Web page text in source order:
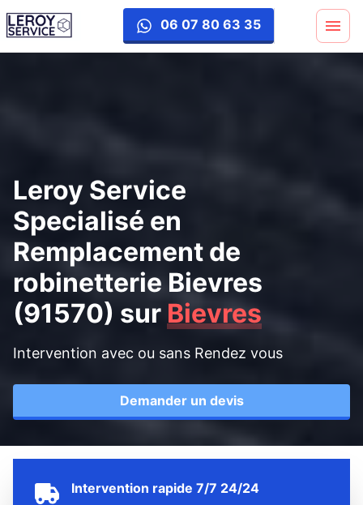
06 07 80 63 35
remplacement-robinetterie
Leroy Service
Specialisé en
Remplacement de
robinetterie Bievres
(91570) sur Bievres
Intervention avec ou sans Rendez vous
Demander un devis
Intervention rapide 7/7 24/24